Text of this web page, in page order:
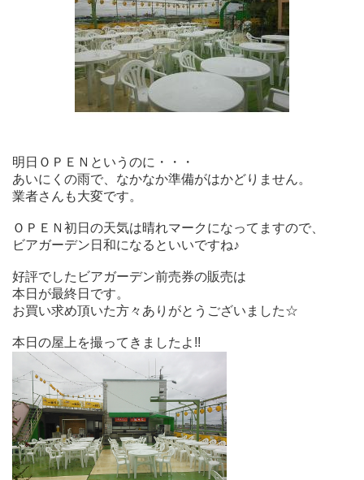
明日ＯＰＥＮというのに・・・
あいにくの雨で、なかなか準備がはかどりません。
業者さんも大変です。
ＯＰＥＮ初日の天気は晴れマークになってますので、
ビアガーデン日和になるといいですね♪
好評でしたビアガーデン前売券の販売は
本日が最終日です。
お買い求め頂いた方々ありがとうございました☆
本日の屋上を撮ってきましたよ!!